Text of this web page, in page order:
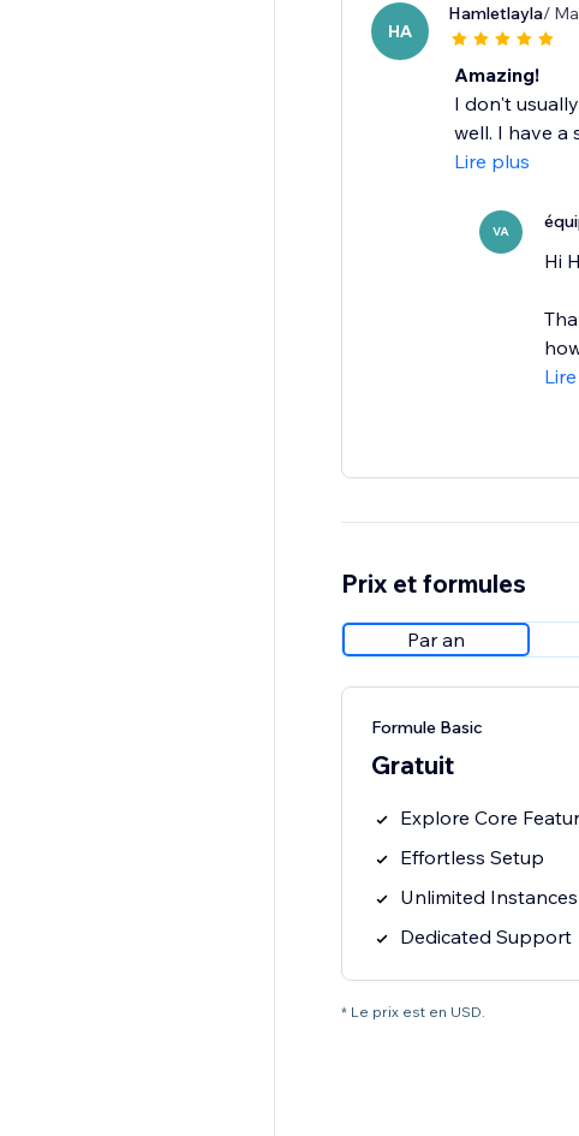
HA
Hamletlayla/
Amazing!
I don't
well. I have a
Lire plus
VA
Hi
Prix et formules
Par an
Formule Basic
Gratuit
Explore Core
Effortless Setup
Unlimited Instances
Dedicated Support
* Le prix est en USD.